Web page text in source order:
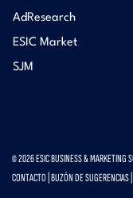
AdResearch
ESIC Market
SJM
© 2026 ESIC BUSINESS & MARKETING
CONTACTO BUZÓN DE SUGERENCIAS